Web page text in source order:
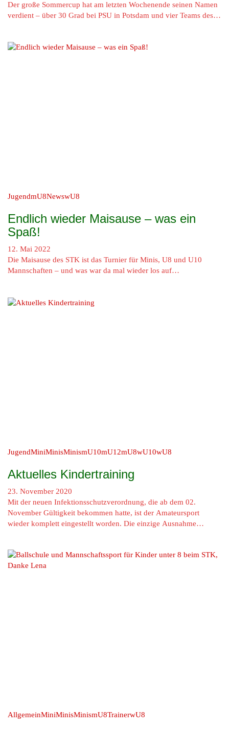
Der große Sommercup hat am letzten Wochenende seinen Namen
verdient – über 30 Grad bei PSU in Potsdam und vier Teams des…
JugendmU8NewswU8
Endlich wieder Maisause – was ein
Spaß!
12. Mai 2022
Die Maisause des STK ist das Turnier für Minis, U8 und U10
Mannschaften – und was war da mal wieder los auf…
JugendMiniMinisMinismU10mU12mU8wU10wU8
Aktuelles Kindertraining
23. November 2020
Mit der neuen Infektionsschutzverordnung, die ab dem 02.
November Gültigkeit bekommen hatte, ist der Amateursport
wieder komplett eingestellt worden. Die einzige Ausnahme…
AllgemeinMiniMinisMinismU8TrainerwU8